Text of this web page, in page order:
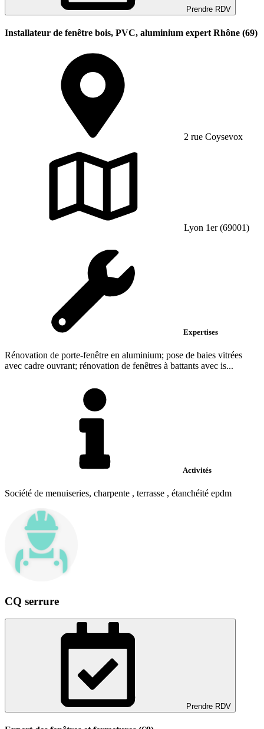
Prendre RDV
Installateur de fenêtre bois, PVC, aluminium expert Rhône (69)
2 rue Coysevox
Lyon 1er (69001)
Expertises
Rénovation de porte-fenêtre en aluminium; pose de baies vitrées
avec cadre ouvrant; rénovation de fenêtres à battants avec is...
Activités
Société de menuiseries, charpente , terrasse , étanchéité epdm
CQ serrure
Prendre RDV